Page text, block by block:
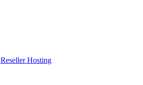
Reseller Hosting